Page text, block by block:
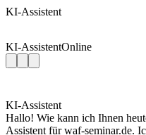
KI-Assistent
KI-AssistentOnline
KI-Assistent
Hallo! Wie kann ich Ihnen
Assistent für waf-seminar.de.